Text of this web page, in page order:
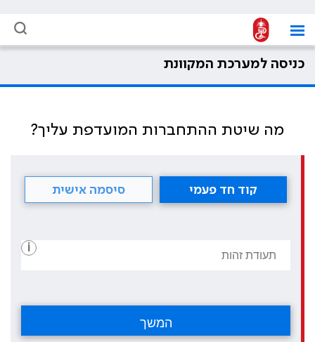
כניסה למערכת המקוונת
מה שיטת ההתחברות המועדפת עליך?
קוד חד פעמי סיסמה אישית
i